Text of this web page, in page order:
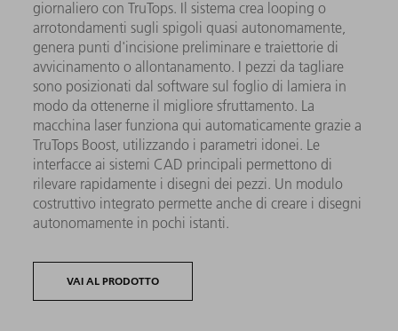
giornaliero con TruTops. Il sistema crea looping o
arrotondamenti sugli spigoli quasi autonomamente,
genera punti d'incisione preliminare e traiettorie di
avvicinamento o allontanamento. I pezzi da tagliare
sono posizionati dal software sul foglio di lamiera in
modo da ottenerne il migliore sfruttamento. La
macchina laser funziona qui automaticamente grazie a
TruTops Boost, utilizzando i parametri idonei. Le
interfacce ai sistemi CAD principali permettono di
rilevare rapidamente i disegni dei pezzi. Un modulo
costruttivo integrato permette anche di creare i disegni
autonomamente in pochi istanti.
VAI AL PRODOTTO